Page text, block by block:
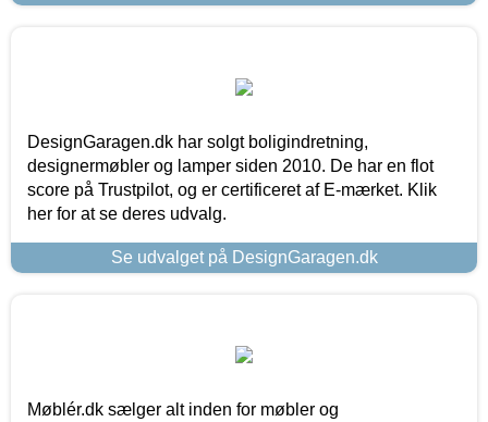
DesignGaragen.dk har solgt boligindretning,
designermøbler og lamper siden 2010. De har en flot
score på Trustpilot, og er certificeret af E-mærket. Klik
her for at se deres udvalg.
Se udvalget på DesignGaragen.dk
Møblér.dk sælger alt inden for møbler og